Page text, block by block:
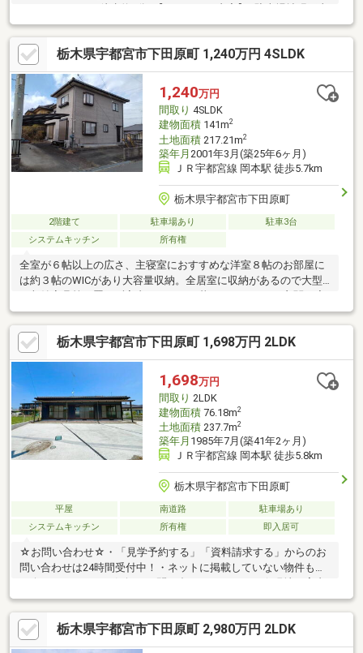
す！■スーパーは徒歩約5分♪【リフォーム内容】■駐車場拡張工事
■駐車場土間打ち工事■外壁塗装■防蟻工事（施工後5年間保証）■
キッチン・風呂・トイレ・洗面台：新品交換■床フロアタイル貼
り■壁天井クロス張替■建具交換■シューズボックス交換■照明器具
交換■ハウスクリーニング 他当社は全員が【宅地建物取引
士】！ご購入の手続き・住宅ローン等、一緒にサポートします♪お
問い合わせは、電話・メールどちらでもOK！まずは、お気軽にお
問い合わせください☆
栃木県宇都宮市下田原町 1,240万円 4SLDK
1,240万円
間取り 4SLDK
建物面積141m2
土地面積217.21m2
築年月 2001年3月(築25年6ヶ月)
ＪＲ宇都宮線 岡本駅 徒歩5.7km
栃木県宇都宮市下田原町
2階建て 駐車場あり
駐車3台
システムキッチン
所有権
全室が６帖以上の広さ、主寝室におすすめな洋室８帖のお部屋に
は約３帖のWICがあり大容量収納。全居室に収納があるので大型
下、トイレやお風呂に手すり完備、お子様やお年を召した方も安
心して暮らせる嬉しいポイント。現在売主様居住中です、お引渡
しは令和８年８月下旬以降を予定しております。内覧等は事前に
ご予約頂ければ可能でございます、まずはお問い合わせくださ
い。■スーパーオータニまで徒歩約４分■ツルハドラッグまで車で
約４分■ファミリーマートまで車で約５分■白澤病院まで車で約５
分■田原小学校、田原中学校まで約２.２ｋｍ
栃木県宇都宮市下田原町 1,698万円 2LDK
1,698万円
間取り 2LDK
建物面積76.18m2
土地面積237.7m2
築年月 1985年7月(築41年2ヶ月)
ＪＲ宇都宮線 岡本駅 徒歩5.8km
栃木県宇都宮市下田原町
平屋 南道路
駐車場あり
システムキッチン
所有権 即入居可
☆お問い合わせ☆・「見学予約する」「資料請求する」からのお
問い合わせは24時間受付中！・ネットに掲載していない物件もご
について☆・平日や夜の時間帯のご案内も可能！・ご自宅や最寄
り駅など、ご指定の場所まで送迎します！☆個別相談会☆・住宅
ローン・資金のご相談をしたい方も大歓迎◎・他社様で住宅ロー
ンが難しいと言われた方！・転職後で審査に不安がある方！・お
栃木県宇都宮市下田原町 2,980万円 2LDK